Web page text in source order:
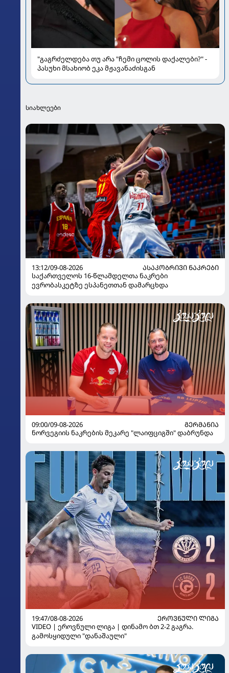
"გაგრძელდება თუ არა "ჩემი ცოლის დაქალები?" -
პასუხი მსახიობ ეკა მჟავანაძისგან
სიახლეები
13:12/09-08-2026
ᲐᲡᲐᲙᲝᲑᲠᲘᲕᲘ ᲜᲐᲙᲠᲔᲑᲘ
საქართველოს 16-წლამდელთა ნაკრები
ევრობასკეტზე ესპანეთთან დამარცხდა
09:00/09-08-2026
ᲒᲔᲠᲛᲐᲜᲘᲐ
ნორვეგიის ნაკრების მეკარე "ლაიფციგში" დაბრუნდა
19:47/08-08-2026
ᲔᲠᲝᲕᲜᲣᲚᲘ ᲚᲘᲒᲐ
VIDEO | ეროვნული ლიგა | დინამო ბთ 2-2 გაგრა.
გამოსყიდული "დანაშაული"